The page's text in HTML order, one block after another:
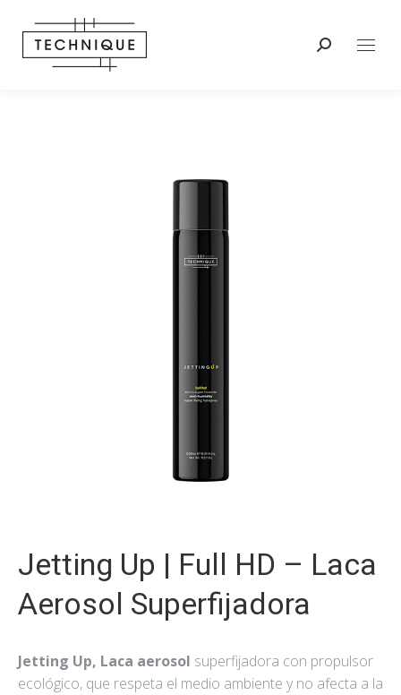
Buscar:
Jetting Up | Full HD – Laca
Aerosol Superfijadora
Jetting Up, Laca aerosol superfijadora con propulsor
ecológico, que respeta el medio ambiente y no afecta a la